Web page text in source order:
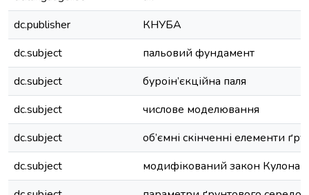
dc.publisher
КНУБА
dc.subject
пальовий фундамент
dc.subject
буроін’єкційна паля
dc.subject
числове моделювання
dc.subject
об’ємні скінченні елементи
dc.subject
модифікований закон